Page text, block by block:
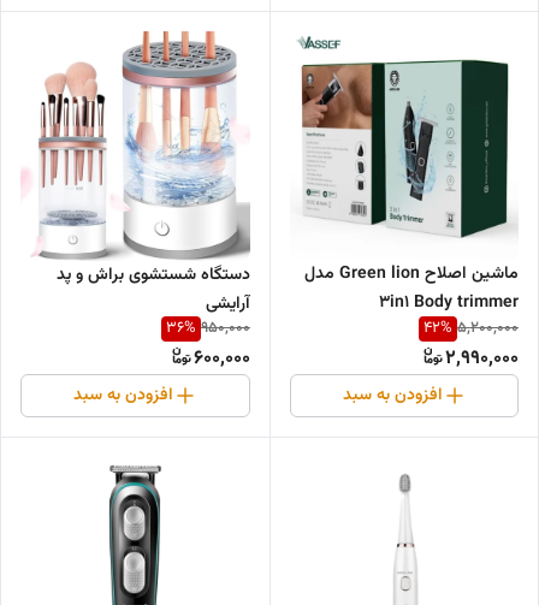
ماشین اصلاح Green lion مدل
3in1 Body trimmer
5,200,000
42%
2,990,000
افزودن به سبد
دستگاه شستشوی براش و پد
آرایشی
950,000
36%
600,000
افزودن به سبد